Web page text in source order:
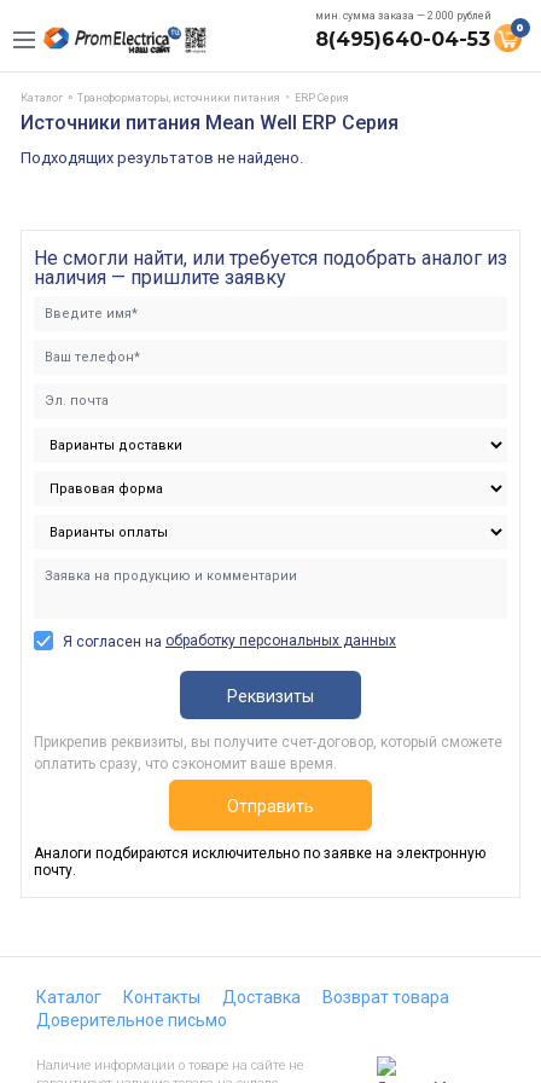
мин. сумма заказа — 2.000 рублей
8(495)640-04-53 0
Каталог Трансформаторы, источники питания ERP Серия
Источники питания Mean Well ERP Серия
Подходящих результатов не найдено.
Не смогли найти, или требуется подобрать аналог из
наличия — пришлите заявку
Я согласен на обработку персональных данных
Реквизиты
Прикрепив реквизиты, вы получите счет-договор, который сможете
оплатить сразу, что сэкономит ваше время.
Отправить
Аналоги подбираются исключительно по заявке на электронную
почту.
Каталог Контакты Доставка
Возврат товара
Доверительное письмо
Наличие информации о товаре на сайте не